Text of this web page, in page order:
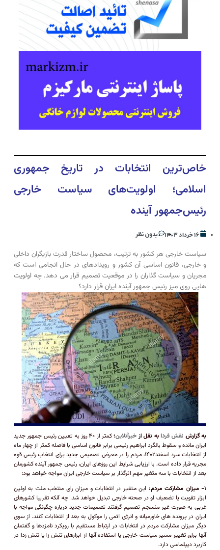
خاص‌ترین انتخابات در تاریخ جمهوری
اسلامی؛ اولویت‌های سیاست خارجی
رئیس‌جمهور آینده
۱۶ خرداد ۱۴۰۳ بدون نظر
سیاست خارجی هر کشور به ترتیب، محصول ساختار قدرت بازیگران داخلی
و خارجی، قانون اساسی آن کشور و رویدادهای در حال انجامی است که
مجریان و سیاست گذاران را در موقعیت تصمیم قرار می دهد. چه اولویت
هایی روی میز رئیس جمهور آینده ایران قرار دارد؟
به گزارش نقش فردابه نقل ازخبرآنلاین؛
کمتر از ۴۰ روز به تعیین رئیس جمهور جدید
ایران مانده و سقوط بالگرد ابراهیم رئیسی برابر قانون اساسی با فاصله کمتر از چهار ماه
از انتخابات سرد اسفند۱۴۰۲، مردم را در معرض تصمیمی جدید برای انتخاب رئیس قوه
مجریه قرار داده است. با ارزیابی شرایط این روزهای ایران، رئیس جمهور آینده کشورمان
بعد از انتخابات با سه متغیر مهم اثرگذار بر سیاست خارجی ایران مواجه خواهد بود:
۱- میزان مشارکت مردم:
این متغیر در انتخابات و میزان رای منتخب ملت به اولین
ابزار تقویت یا تضعیف او در صحنه خارجی تبدیل خواهد شد. چه آنکه تقریبا کشورهای
غربی به صورت غیر منسجم تصمیم گرفتند تصمیمات جدید درباره چگونگی مواجه با
ایران در پرونده های خاورمیانه و انرژی اتمی را موکول به بعد از انتخابات کنند. از سوی
دیگر میزان مشارکت مردم در انتخابات در ارتباط مستقیم با رویکرد نامزدها و گفتمان
آنها برای تغییر مسیر سیاست خارجی یا استفاده آنها از ابزارهای تنش زا یا تنش زدا در
کاربرد دیپلماسی دارد.